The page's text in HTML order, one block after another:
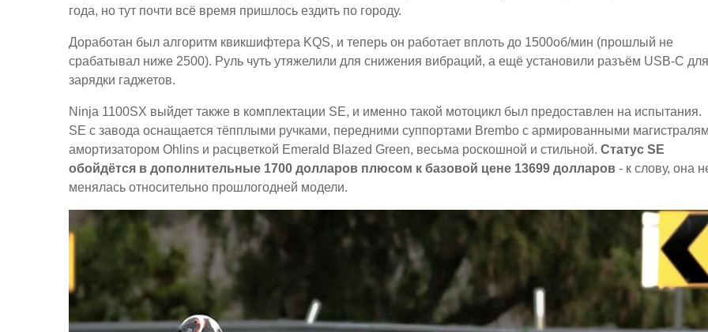
года, но тут почти всё время пришлось ездить по городу.
Доработан был алгоритм квикшифтера KQS, и теперь он работает вплоть до 1500об/мин (прошлый не
срабатывал ниже 2500). Руль чуть утяжелили для снижения вибраций, а ещё установили разъём USB-C для
зарядки гаджетов.
Ninja 1100SX выйдет также в комплектации SE, и именно такой мотоцикл был предоставлен на испытания.
SE с завода оснащается тёпплыми ручками, передними суппортами Brembo с армированными
амортизатором Ohlins и расцветкой Emerald Blazed Green, весьма роскошной и стильной. Статус SE
обойдётся в дополнительные 1700 долларов плюсом к базовой цене 13699 долларов - к слову, она
менялась относительно прошлогодней модели.